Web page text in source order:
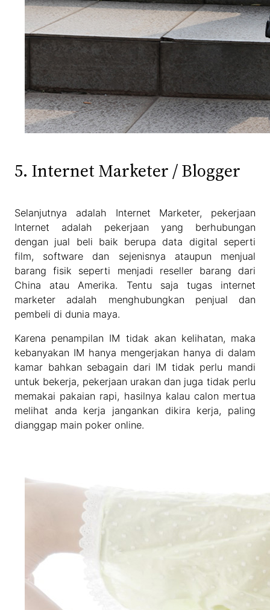
5. Internet Marketer / Blogger
Selanjutnya adalah Internet Marketer, pekerjaan
Internet adalah pekerjaan yang berhubungan
dengan jual beli baik berupa data digital seperti
film, software dan sejenisnya ataupun menjual
barang fisik seperti menjadi reseller barang dari
China atau Amerika. Tentu saja tugas internet
marketer adalah menghubungkan penjual dan
pembeli di dunia maya.
Karena penampilan IM tidak akan kelihatan, maka
kebanyakan IM hanya mengerjakan hanya di dalam
kamar bahkan sebagain dari IM tidak perlu mandi
untuk bekerja, pekerjaan urakan dan juga tidak perlu
memakai pakaian rapi, hasilnya kalau calon mertua
melihat anda kerja jangankan dikira kerja, paling
dianggap main poker online.